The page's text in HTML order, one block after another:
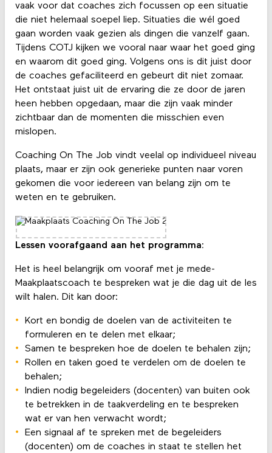
vaak voor dat coaches zich focussen op een situatie
die niet helemaal soepel liep. Situaties die wél goed
gaan worden vaak gezien als dingen die vanzelf gaan.
Tijdens COTJ kijken we vooral naar waar het goed ging
en waarom dit goed ging. Volgens ons is dit juist door
de coaches gefaciliteerd en gebeurt dit niet zomaar.
Het ontstaat juist uit de ervaring die ze door de jaren
heen hebben opgedaan, maar die zijn vaak minder
zichtbaar dan de momenten die misschien even
mislopen.
Coaching On The Job vindt veelal op individueel niveau
plaats, maar er zijn ook generieke punten naar voren
gekomen die voor iedereen van belang zijn om te
weten en te gebruiken.
Lessen voorafgaand aan het programma:
Het is heel belangrijk om vooraf met je mede-
Maakplaatscoach te bespreken wat je die dag uit de les
wilt halen. Dit kan door:
Kort en bondig de doelen van de activiteiten te
formuleren en te delen met elkaar;
Samen te bespreken hoe de doelen te behalen zijn;
Rollen en taken goed te verdelen om de doelen te
behalen;
Indien nodig begeleiders (docenten) van buiten ook
te betrekken in de taakverdeling en te bespreken
wat er van hen verwacht wordt;
Een signaal af te spreken met de begeleiders
(docenten) om de coaches in staat te stellen het